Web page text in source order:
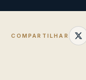
COMPARTILHAR